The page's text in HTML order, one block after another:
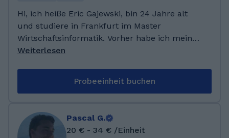
Hi, ich heiße Eric Gajewski, bin 24 Jahre alt
und studiere in Frankfurt im Master
Wirtschaftsinformatik. Vorher habe ich meinen
Bachelor in Wirtschaftswissenschaften
Plattform ausweiten.
Weiterlesen
Probeeinheit buchen
Pascal G.
20 € - 34 € /Einheit